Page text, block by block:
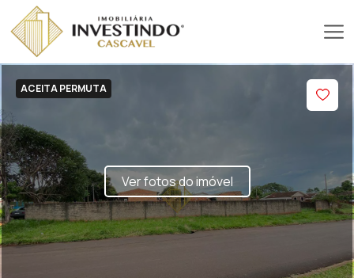
ACEITA PERMUTA
Ver fotos do imóvel